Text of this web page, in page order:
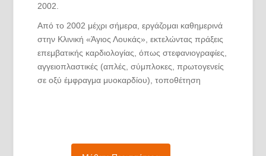
2002.
Από το 2002 μέχρι σήμερα, εργάζομαι καθημερινά
στην Κλινική «Άγιος Λουκάς», εκτελώντας πράξεις
επεμβατικής καρδιολογίας, όπως στεφανιογραφίες,
αγγειοπλαστικές (απλές, σύμπλοκες, πρωτογενείς
σε οξύ έμφραγμα μυοκαρδίου), τοποθέτηση
Παράλληλα, διατηρώ ιδιωτικό καρδιολογικό ιατρείο,